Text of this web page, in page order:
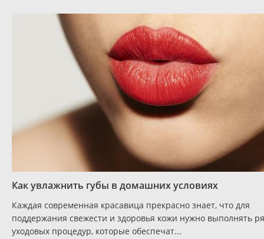
Как увлажнить губы в домашних условиях
Каждая современная красавица прекрасно знает, что для
поддержания свежести и здоровья кожи нужно выполнять
уходовых процедур, которые обеспечат...